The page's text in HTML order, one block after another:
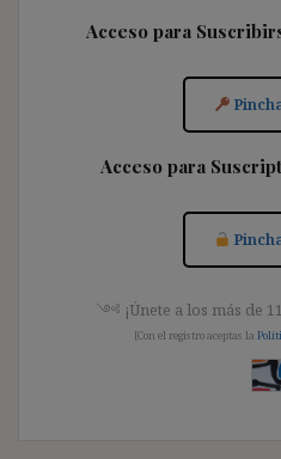
Acceso para
Acceso para
༺ ¡Únete a los más de
[Con el registro aceptas la